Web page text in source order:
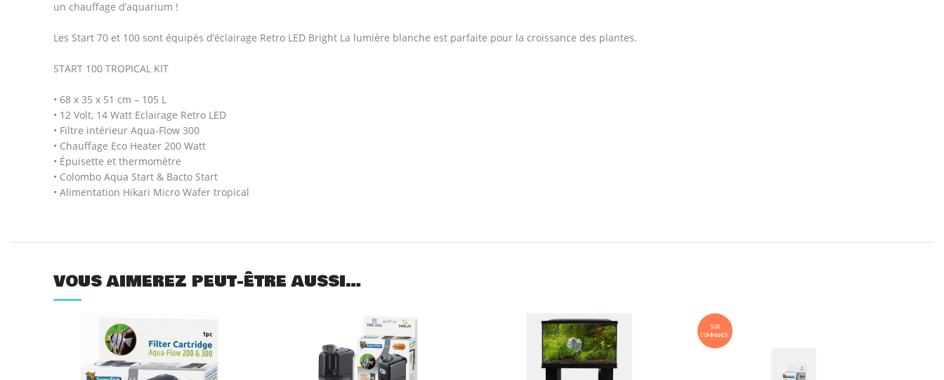
un chauffage d’aquarium !
Les Start 70 et 100 sont équipés d’éclairage Retro LED Bright La lumière blanche est parfaite pour la croissance des plantes.
START 100 TROPICAL KIT
• 68 x 35 x 51 cm – 105 L
• 12 Volt, 14 Watt Eclairage Retro LED
• Filtre intérieur Aqua-Flow 300
• Chauffage Eco Heater 200 Watt
• Épuisette et thermomètre
• Colombo Aqua Start & Bacto Start
• Alimentation Hikari Micro Wafer tropical
VOUS AIMEREZ PEUT-ÊTRE AUSSI…
SUR
COMMANDE